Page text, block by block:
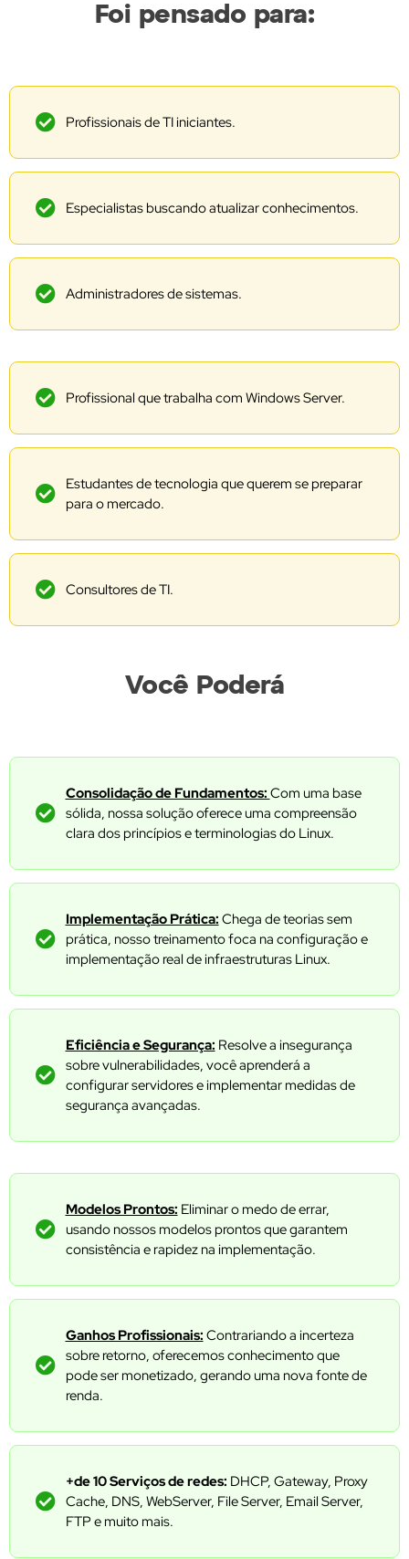
Foi pensado para:
Profissionais de TI iniciantes.
Especialistas buscando atualizar conhecimentos.
Administradores de sistemas.
Profissional que trabalha com Windows Server.
Estudantes de tecnologia que querem se preparar
para o mercado.
Consultores de TI.
Você Poderá
Consolidação de Fundamentos: Com uma base
sólida, nossa solução oferece uma compreensão
clara dos princípios e terminologias do Linux.
Implementação Prática: Chega de teorias sem
prática, nosso treinamento foca na configuração e
implementação real de infraestruturas Linux.
Eficiência e Segurança: Resolve a insegurança
sobre vulnerabilidades, você aprenderá a
configurar servidores e implementar medidas de
segurança avançadas.
Modelos Prontos: Eliminar o medo de errar,
usando nossos modelos prontos que garantem
consistência e rapidez na implementação.
Ganhos Profissionais: Contrariando a incerteza
sobre retorno, oferecemos conhecimento que
pode ser monetizado, gerando uma nova fonte de
renda.
+de 10 Serviços de redes: DHCP, Gateway, Proxy
Cache, DNS, WebServer, File Server, Email Server,
FTP e muito mais.